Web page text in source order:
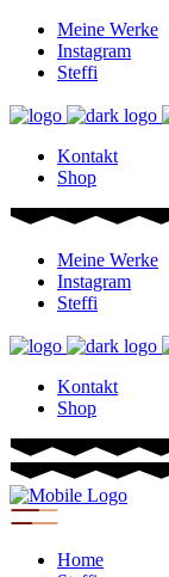
Meine Werke
Instagram
Steffi
Kontakt
Shop
Meine Werke
Instagram
Steffi
Kontakt
Shop
Home